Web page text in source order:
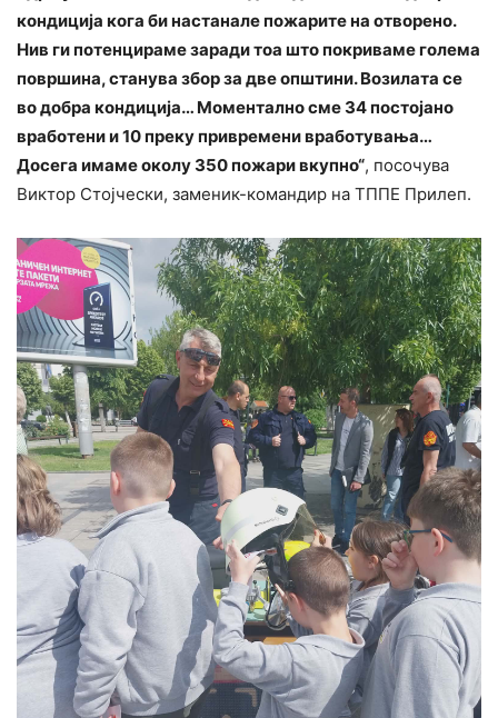
кондиција кога би настанале пожарите на отворено.
Нив ги потенцираме заради тоа што покриваме голема
површина, станува збор за две општини. Возилата се
во добра кондиција… Моментално сме 34 постојано
вработени и 10 преку привремени вработувања…
Досега имаме околу 350 пожари вкупно“, посочува
Виктор Стојчески, заменик-командир на ТППЕ Прилеп.